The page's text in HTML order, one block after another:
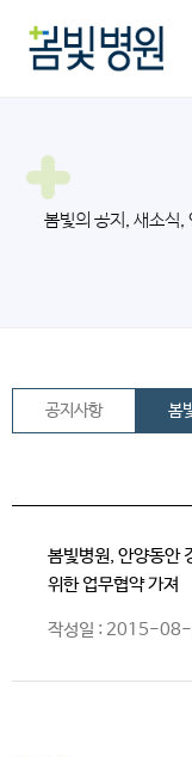
봄빛의 공지, 새소식,
공지사항 봄
봄빛병원, 안양동안
위한 업무협약 가져
작성일 : 2015-